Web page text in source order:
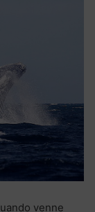
venne